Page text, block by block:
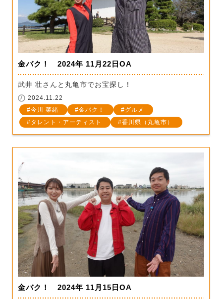
金バク！ 2024年 11月22日OA
武井 壮さんと丸亀市でお宝探し！
2024.11.22
今川 菜緒
金バク！
グルメ
タレント・アーティスト
香川県（丸亀市）
金バク！ 2024年 11月15日OA